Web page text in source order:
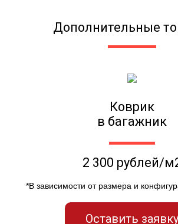
Дополнительные
Коврик
в багажник
2 300 рублей/
*В зависимости от размера и
Оставить заявку